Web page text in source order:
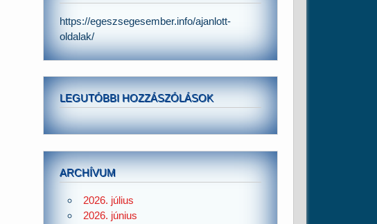
https://egeszsegesember.info/ajanlott-
oldalak/
LEGUTÓBBI HOZZÁSZÓLÁSOK
ARCHÍVUM
2026. július
2026. június